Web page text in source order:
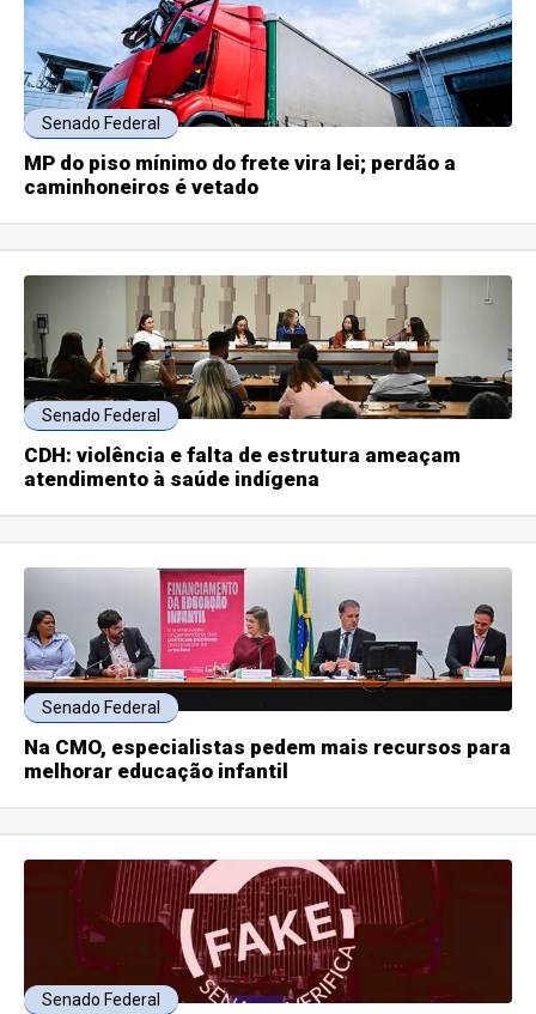
Senado Federal
MP do piso mínimo do frete vira lei; perdão a
caminhoneiros é vetado
Senado Federal
CDH: violência e falta de estrutura ameaçam
atendimento à saúde indígena
Senado Federal
Na CMO, especialistas pedem mais recursos para
melhorar educação infantil
Senado Federal